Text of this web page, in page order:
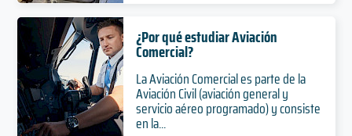
¿Por qué estudiar Aviación
Comercial?
La Aviación Comercial es parte de la
Aviación Civil (aviación general y
servicio aéreo programado) y consiste
en la...